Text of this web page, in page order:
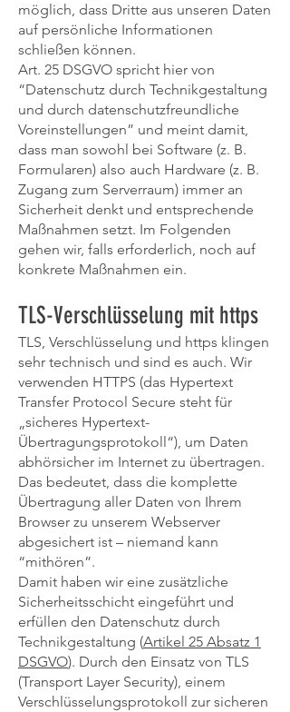
möglich, dass Dritte aus unseren Daten
auf persönliche Informationen
schließen können.
Art. 25 DSGVO spricht hier von
“Datenschutz durch Technikgestaltung
und durch datenschutzfreundliche
Voreinstellungen” und meint damit,
dass man sowohl bei Software (z. B.
Formularen) also auch Hardware (z. B.
Zugang zum Serverraum) immer an
Sicherheit denkt und entsprechende
Maßnahmen setzt. Im Folgenden
gehen wir, falls erforderlich, noch auf
konkrete Maßnahmen ein.
TLS-Verschlüsselung mit https
TLS, Verschlüsselung und https klingen
sehr technisch und sind es auch. Wir
verwenden HTTPS (das Hypertext
Transfer Protocol Secure steht für
„sicheres Hypertext-
Übertragungsprotokoll“), um Daten
abhörsicher im Internet zu übertragen.
Das bedeutet, dass die komplette
Übertragung aller Daten von Ihrem
Browser zu unserem Webserver
abgesichert ist – niemand kann
“mithören”.
Damit haben wir eine zusätzliche
Sicherheitsschicht eingeführt und
erfüllen den Datenschutz durch
Technikgestaltung (Artikel 25 Absatz 1
DSGVO). Durch den Einsatz von TLS
(Transport Layer Security), einem
Verschlüsselungsprotokoll zur sicheren